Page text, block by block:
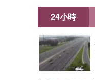
24小時